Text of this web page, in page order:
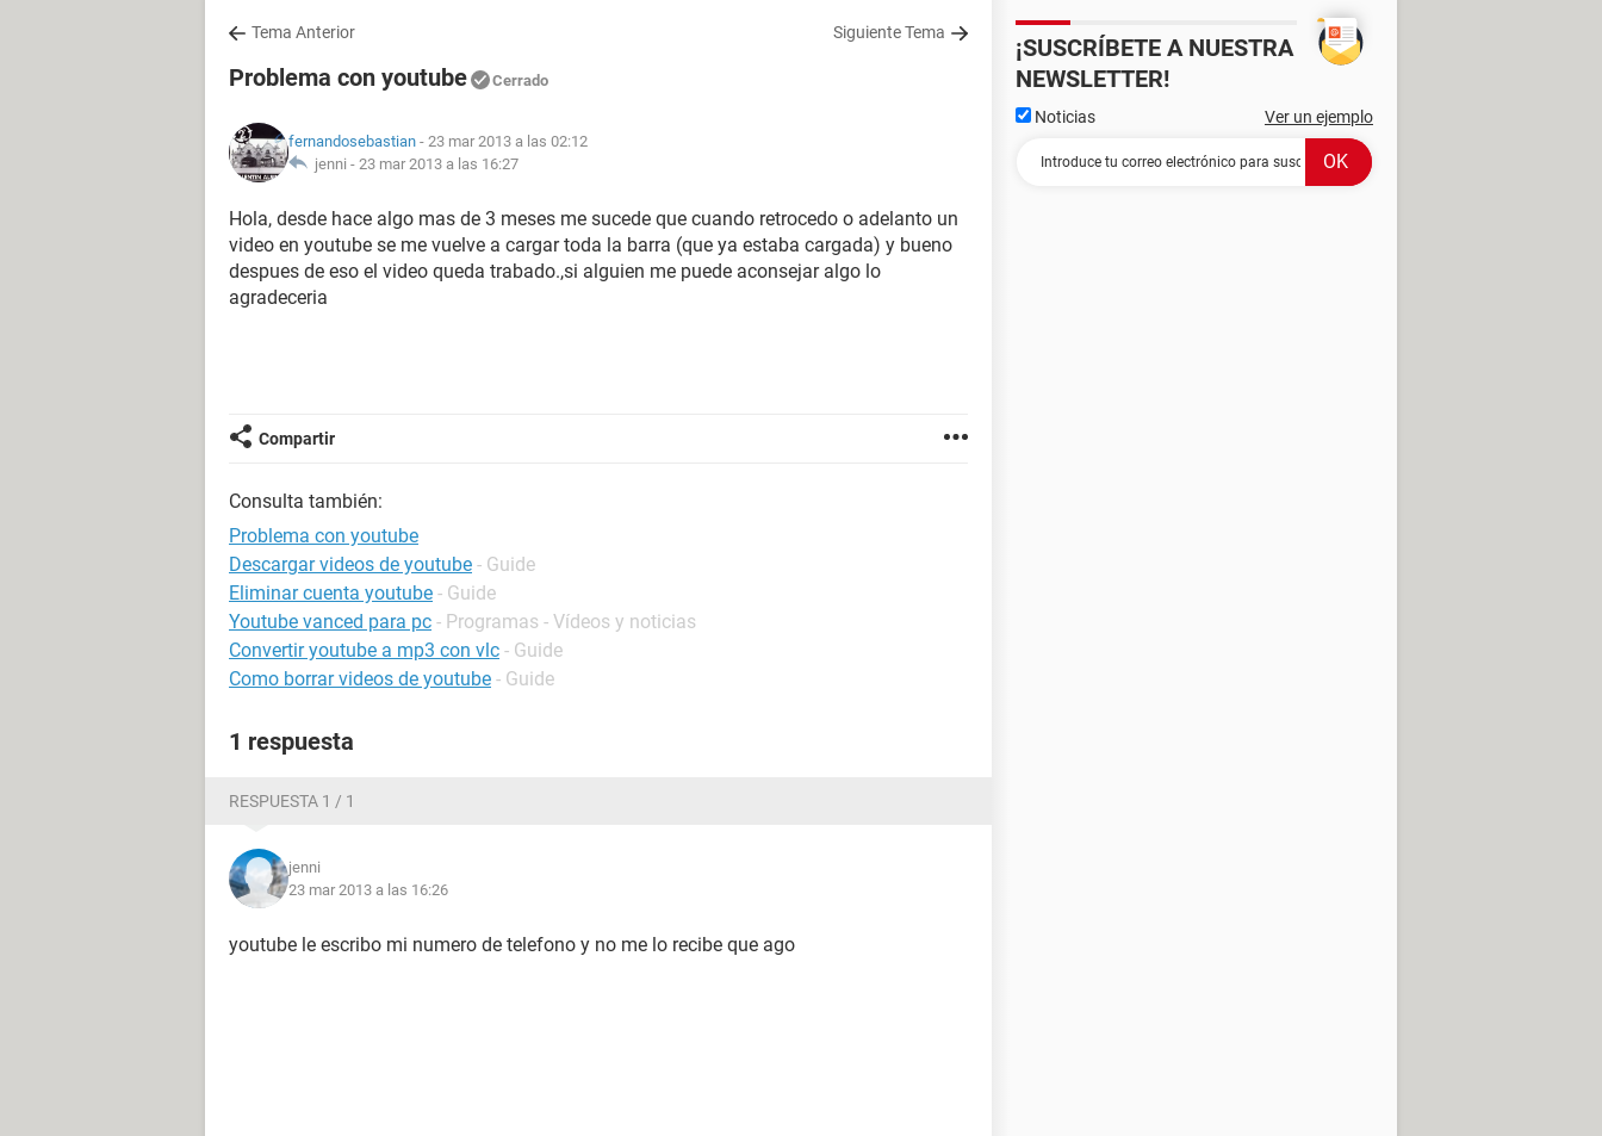
Tema Anterior Siguiente Tema
Problema con youtube Cerrado
fernandosebastian - 23 mar 2013 a las 02:12
jenni - 23 mar 2013 a las 16:27
Hola, desde hace algo mas de 3 meses me sucede que cuando retrocedo o adelanto un
video en youtube se me vuelve a cargar toda la barra (que ya estaba cargada) y bueno
despues de eso el video queda trabado.,si alguien me puede aconsejar algo lo
agradeceria
Compartir
Consulta también:
Problema con youtube
Descargar videos de youtube - Guide
Eliminar cuenta youtube - Guide
Youtube vanced para pc - Programas - Vídeos y noticias
Convertir youtube a mp3 con vlc - Guide
Como borrar videos de youtube - Guide
1 respuesta
RESPUESTA 1 / 1
jenni
23 mar 2013 a las 16:26
youtube le escribo mi numero de telefono y no me lo recibe que ago
¡SUSCRÍBETE A NUESTRA
NEWSLETTER!
Noticias Ver un ejemplo